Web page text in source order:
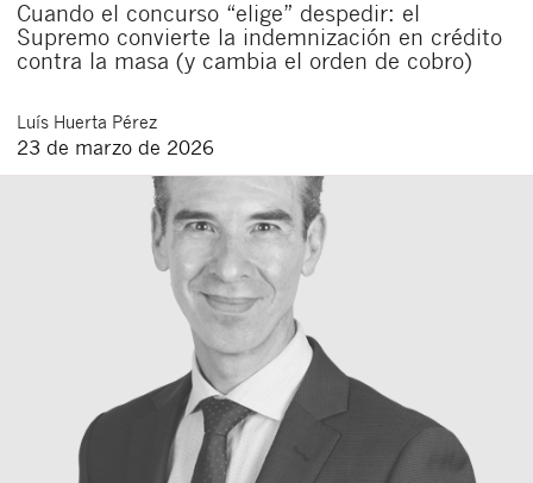
Cuando el concurso “elige” despedir: el
Supremo convierte la indemnización en crédito
contra la masa (y cambia el orden de cobro)
Luís Huerta Pérez
23 de marzo de 2026